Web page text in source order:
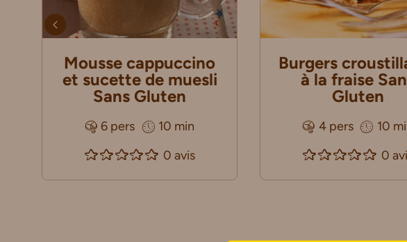
Mousse cappuccino
et sucette de muesli
Sans Gluten
6 pers
10 min
0 avis
Burgers
à la fraise
Gluten
4 pers
10
0